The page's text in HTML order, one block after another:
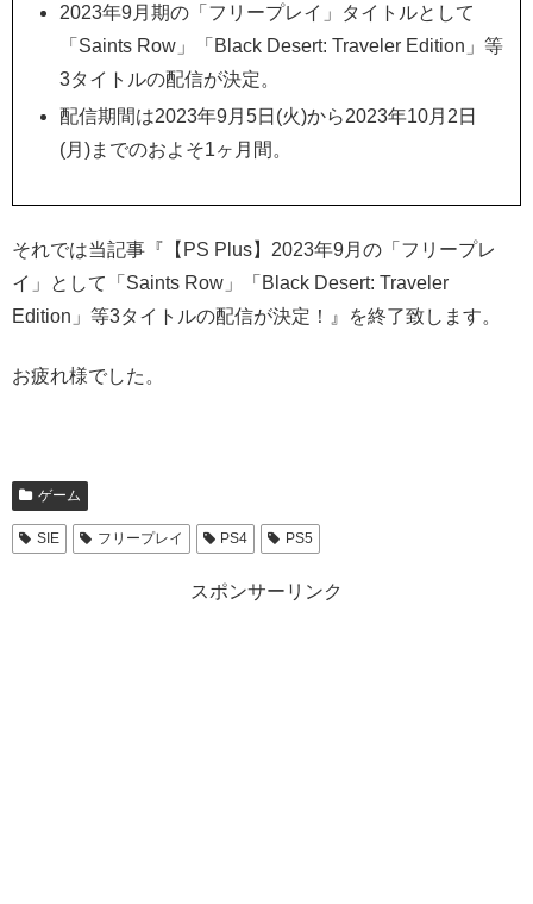
2023年9月期の「フリープレイ」タイトルとして
「Saints Row」「Black Desert: Traveler Edition」等
3タイトルの配信が決定。
配信期間は2023年9月5日(火)から2023年10月2日
(月)までのおよそ1ヶ月間。
それでは当記事『【PS Plus】2023年9月の「フリープレ
イ」として「Saints Row」「Black Desert: Traveler
Edition」 等3タイトルの配信が決定！』を終了致します。
お疲れ様でした。
ゲーム
SIE フリープレイ PS4 PS5
スポンサーリンク